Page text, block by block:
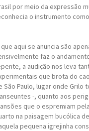
por meio da expressão
o instrumento
que aqui se anuncia são
faz o
a audição nos leva
que brota do
São Paulo, lugar onde Grilo
-, quanto aos
que o espremiam
na paisagem bucólica
pequena igrejinha